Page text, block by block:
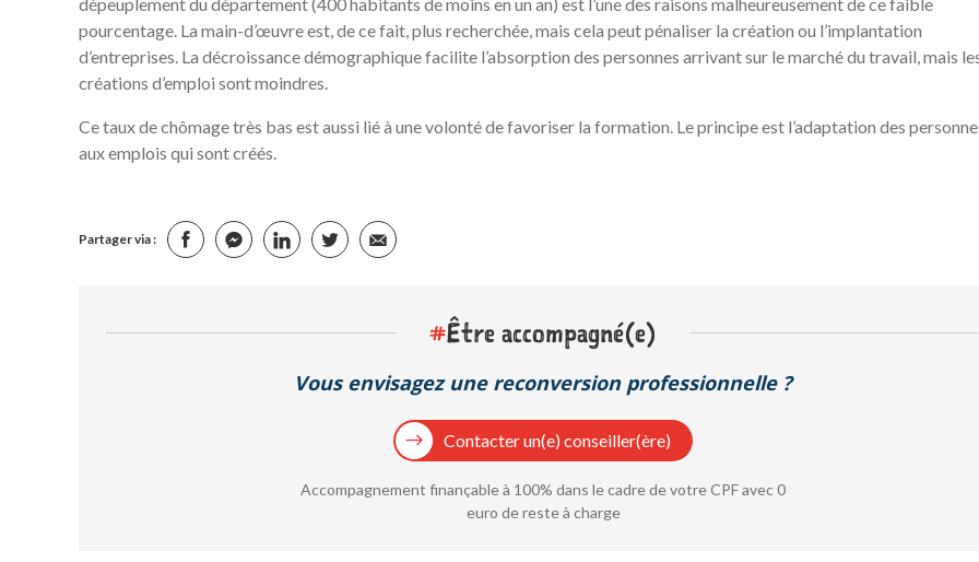
pourcentage. La main-d’œuvre est, de ce fait, plus recherchée, mais cela peut pénaliser la création ou l’implantation
d’entreprises. La décroissance démographique facilite l’absorption des personnes arrivant sur le marché du travail, mais
créations d’emploi sont moindres.
Ce taux de chômage très bas est aussi lié à une volonté de favoriser la formation. Le principe est l’adaptation des
aux emplois qui sont créés.
Partager via :
#Être accompagné(e)
Vous envisagez une reconversion professionnelle ?
Contacter un(e) conseiller(ère)
Accompagnement finançable à 100% dans le cadre de votre CPF avec 0
euro de reste à charge